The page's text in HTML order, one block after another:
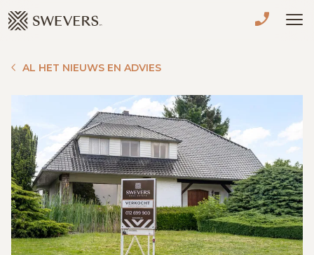
TE HUUR
NIEUWBOUW
ADVIES
OVER ONS
AL HET NIEUWS EN ADVIES